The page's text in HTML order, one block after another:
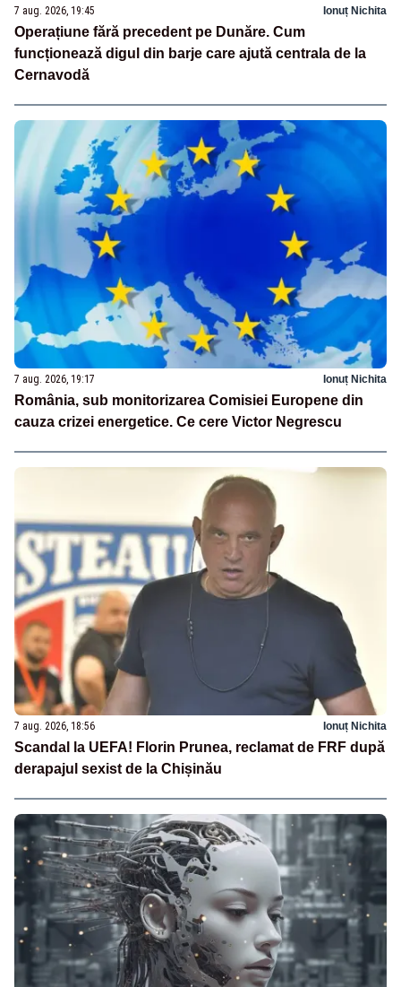
7 aug. 2026, 19:45 Ionuț Nichita
Operațiune fără precedent pe Dunăre. Cum
funcționează digul din barje care ajută centrala de la
Cernavodă
7 aug. 2026, 19:17 Ionuț Nichita
România, sub monitorizarea Comisiei Europene din
cauza crizei energetice. Ce cere Victor Negrescu
7 aug. 2026, 18:56 Ionuț Nichita
Scandal la UEFA! Florin Prunea, reclamat de FRF după
derapajul sexist de la Chișinău